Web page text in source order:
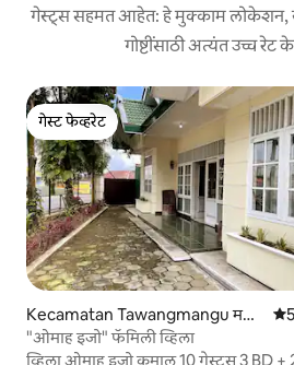
गेस्ट्स सहमत आहेत: हे मुक्काम लोकेशन,
गोष्टींसाठी अत्यंत उच्च
गेस्ट फेव्हरेट
गेस्ट फेव्हरेट
Kecamatan Tawangmangu म
धील घर
5
"ओमाह इजो" फॅमिली व्हिला
व्हिला ओमाह इजो कमाल 10 गेस्ट्स 3 BD + 2